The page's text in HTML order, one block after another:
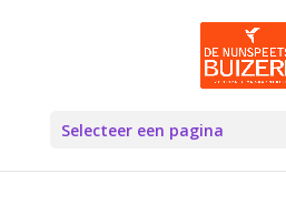
Selecteer een pagina